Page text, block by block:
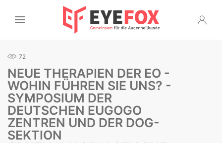
72
NEUE THERAPIEN DER EO -
WOHIN FÜHREN SIE UNS? -
SYMPOSIUM DER
DEUTSCHEN EUGOGO
ZENTREN UND DER DOG-
SEKTION